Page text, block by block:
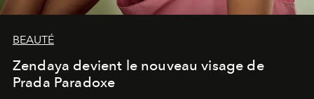
BEAUTÉ
Zendaya devient le nouveau visage de
Prada Paradoxe